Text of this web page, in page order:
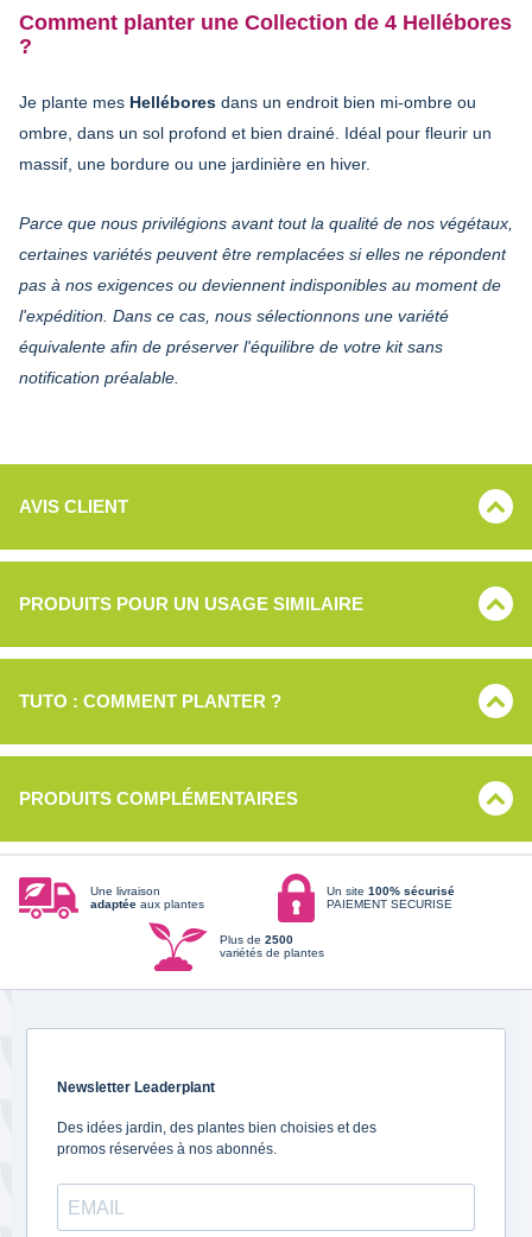
Comment planter une Collection de 4 Hellébores
?
Je plante mes Hellébores dans un endroit bien mi-ombre ou
ombre, dans un sol profond et bien drainé. Idéal pour fleurir un
massif, une bordure ou une jardinière en hiver.
Parce que nous privilégions avant tout la qualité de nos végétaux,
certaines variétés peuvent être remplacées si elles ne répondent
pas à nos exigences ou deviennent indisponibles au moment de
l'expédition. Dans ce cas, nous sélectionnons une variété
équivalente afin de préserver l'équilibre de votre kit sans
notification préalable.
AVIS CLIENT
PRODUITS POUR UN USAGE SIMILAIRE
TUTO : COMMENT PLANTER ?
PRODUITS COMPLÉMENTAIRES
Une livraison
adaptée aux plantes
Un site 100% sécurisé
PAIEMENT SECURISE
Plus de 2500
variétés de plantes
Newsletter Leaderplant
Des idées jardin, des plantes bien choisies et des
promos réservées à nos abonnés.